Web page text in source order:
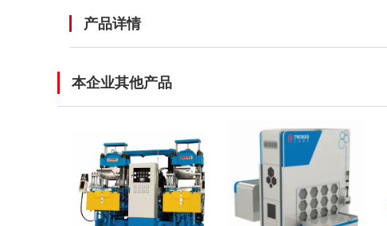
产品详情
本企业其他产品